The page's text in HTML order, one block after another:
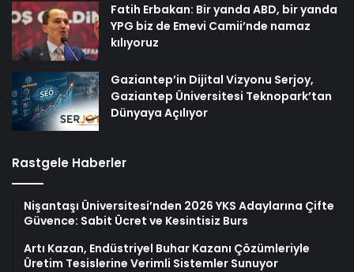
Fatih Erbakan: Bir yanda ABD, bir yanda
YPG biz de Emevi Camii’nde namaz
kılıyoruz
Gaziantep’in Dijital Vizyonu Serjoy,
Gaziantep Üniversitesi Teknopark’tan
Dünyaya Açılıyor
Rastgele Haberler
Nişantaşı Üniversitesi’nden 2026 YKS Adaylarına Çifte
Güvence: Sabit Ücret ve Kesintisiz Burs
Artı Kazan, Endüstriyel Buhar Kazanı Çözümleriyle
Üretim Tesislerine Verimli Sistemler Sunuyor